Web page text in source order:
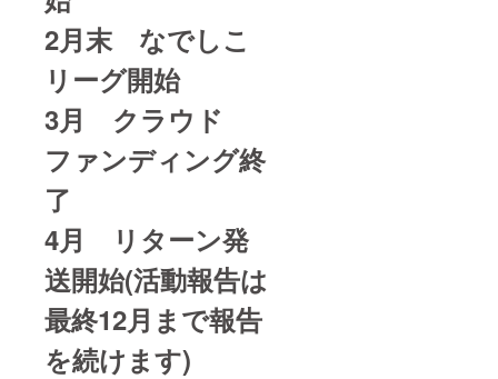
2月末 なでしこ
リーグ開始
3月 クラウド
ファンディング終
了
4月 リターン発
送開始(活動報告は
最終12月まで報告
を続けます)